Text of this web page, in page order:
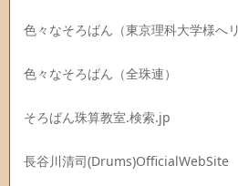
色々なそろばん（東京理科大学様へリ
色々なそろばん（全珠連）
そろばん珠算教室.検索.jp
長谷川清司(Drums)OfficialWebSite